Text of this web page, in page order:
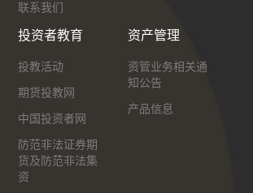
联系我们
投资者教育
投教活动
期货投教网
中国投资者网
防范非法证券期
货及防范非法集
资
资产管理
资管业务相关通
知公告
产品信息